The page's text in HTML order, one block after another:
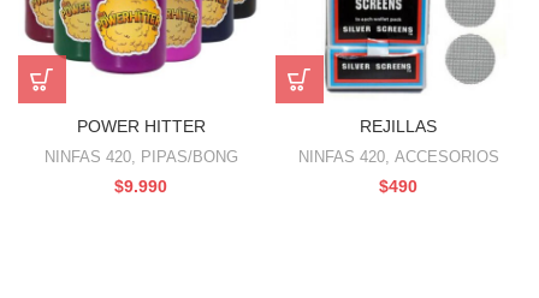
POWER HITTER
NINFAS 420, PIPAS/BONG
$9.990
REJILLAS
NINFAS 420, ACCESORIOS
$490